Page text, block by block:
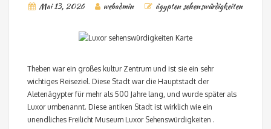
Mai 13, 2026 webadmin ägypten sehenswürdigkeiten
Theben war ein großes kultur Zentrum und ist sie ein sehr
wichtiges Reiseziel. Diese Stadt war die Hauptstadt der
Aletenägypter für mehr als 500 Jahre lang, und wurde später als
Luxor umbenannt. Diese antiken Stadt ist wirklich wie ein
unendliches Freilicht Museum Luxor Sehenswürdigkeiten .